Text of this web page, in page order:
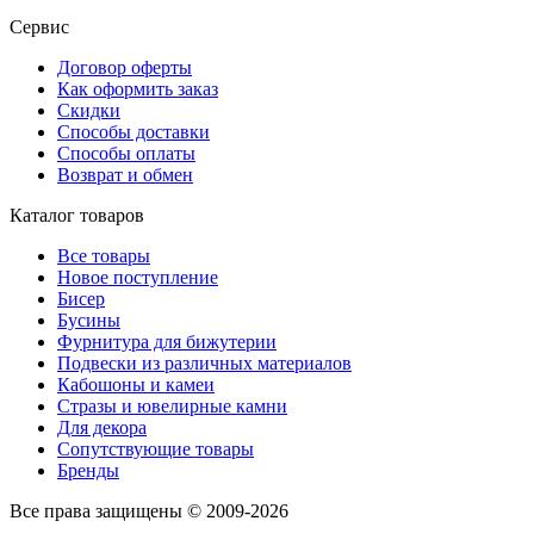
Сервис
Договор оферты
Как оформить заказ
Скидки
Способы доставки
Способы оплаты
Возврат и обмен
Каталог товаров
Все товары
Новое поступление
Бисер
Бусины
Фурнитура для бижутерии
Подвески из различных материалов
Кабошоны и камеи
Стразы и ювелирные камни
Для декора
Сопутствующие товары
Бренды
Все права защищены © 2009-2026